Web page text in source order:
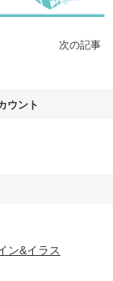
次の記事
ウント
ン&イラス